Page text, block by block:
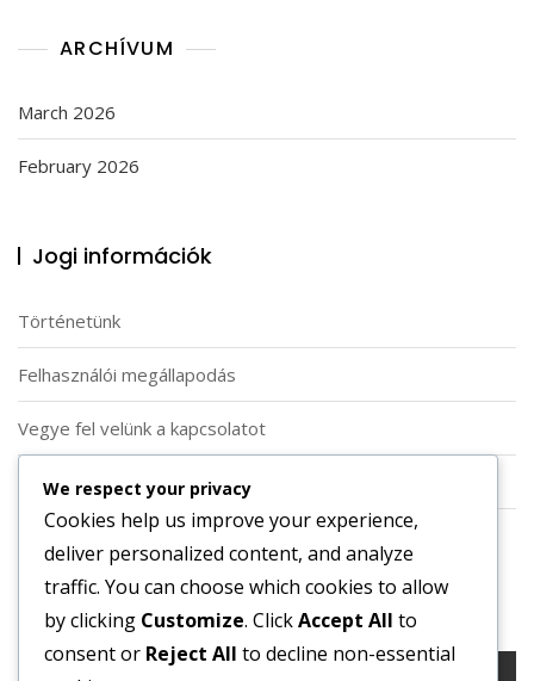
ARCHÍVUM
March 2026
February 2026
Jogi információk
Történetünk
Felhasználói megállapodás
Vegye fel velünk a kapcsolatot
Adatvédelmi szabályzat
Sütik és követés
Keresés
Search
We respect your privacy
Cookies help us improve your experience,
deliver personalized content, and analyze
traffic. You can choose which cookies to allow
by clicking Customize. ClickAccept All to
consent or Reject All to decline non-essential